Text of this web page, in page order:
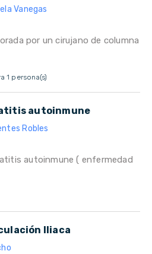
Vanegas
por un cirujano de columna
1 persona(s)
autoinmune
Robles
autoinmune ( enfermedad
Iliaca